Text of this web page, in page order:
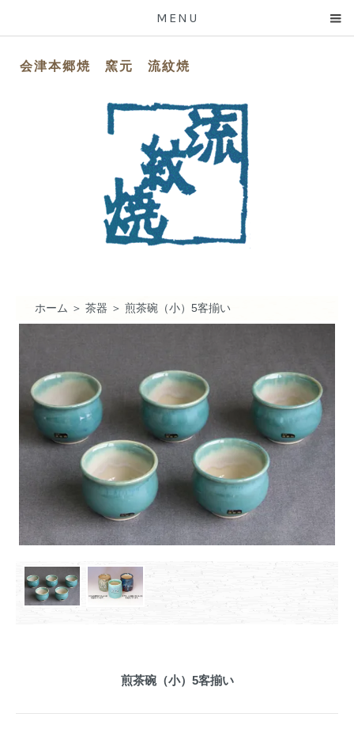
MENU
会津本郷焼 窯元 流紋焼
ホーム ＞茶器 ＞煎茶碗（小）5客揃い
煎茶碗（小）5客揃い